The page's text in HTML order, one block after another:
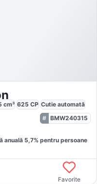
cm³ 625 CP Cutie automată
BMW240315
anuală 5,7% pentru persoane
Favorite